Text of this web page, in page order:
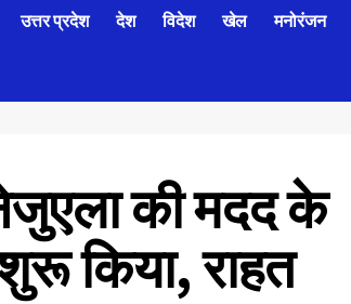
उत्तर प्रदेश देश विदेश खेल मनोरंजन
की मदद के
किया, राहत